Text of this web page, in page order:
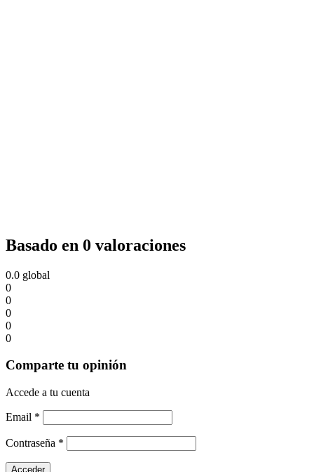
Basado en 0 valoraciones
0.0 global
0
0
0
0
0
Comparte tu opinión
Accede a tu cuenta
Email *
Contraseña *